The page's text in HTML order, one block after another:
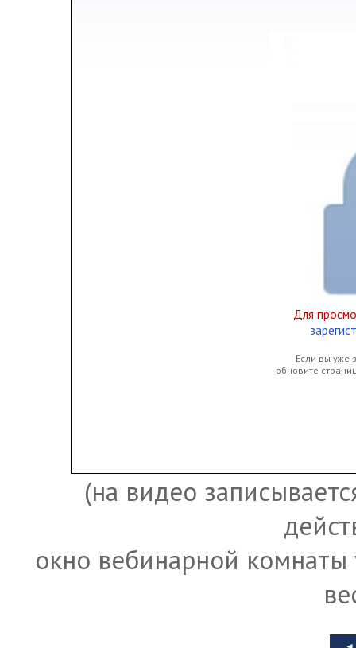
Для
Если вы уже
обновите
(на видео
окно вебинарной комнаты